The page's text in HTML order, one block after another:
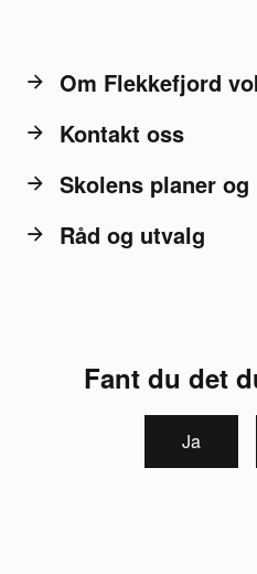
Om Flekkefjord
Kontakt oss
Skolens planer
Råd og utvalg
Fant du det
Ja